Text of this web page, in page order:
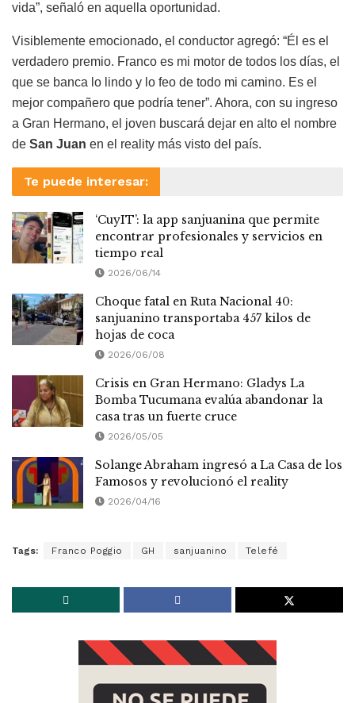
vida”, señaló en aquella oportunidad.
Visiblemente emocionado, el conductor agregó: “Él es el
verdadero premio. Franco es mi motor de todos los días, el
que se banca lo lindo y lo feo de todo mi camino. Es el
mejor compañero que podría tener”. Ahora, con su ingreso
a Gran Hermano, el joven buscará dejar en alto el nombre
de San Juan en el reality más visto del país.
Te puede interesar:
‘CuyIT’: la app sanjuanina que permite
encontrar profesionales y servicios en
tiempo real
2026/06/14
Choque fatal en Ruta Nacional 40:
sanjuanino transportaba 457 kilos de
hojas de coca
2026/06/08
Crisis en Gran Hermano: Gladys La
Bomba Tucumana evalúa abandonar la
casa tras un fuerte cruce
2026/05/05
Solange Abraham ingresó a La Casa de los
Famosos y revolucionó el reality
2026/04/16
Tags: Franco Poggio GH sanjuanino Telefé